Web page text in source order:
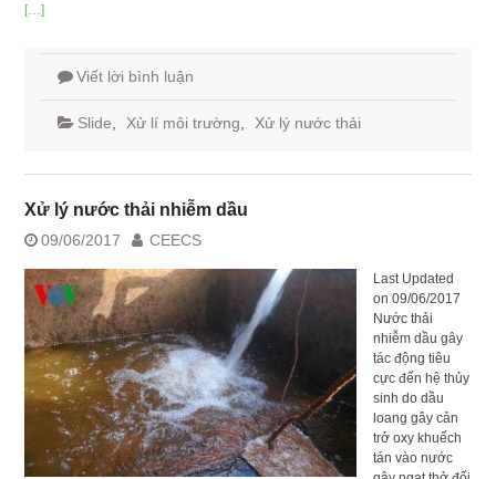
[…]
Viết lời bình luận
Slide Xử lí môi trường Xử lý nước thải
Xử lý nước thải nhiễm dầu
09/06/2017 CEECS
Last Updated
on 09/06/2017
Nước thải
nhiễm dầu gây
tác động tiêu
cực đến hệ thủy
sinh do dầu
loang gây cản
trở oxy khuếch
tán vào nước